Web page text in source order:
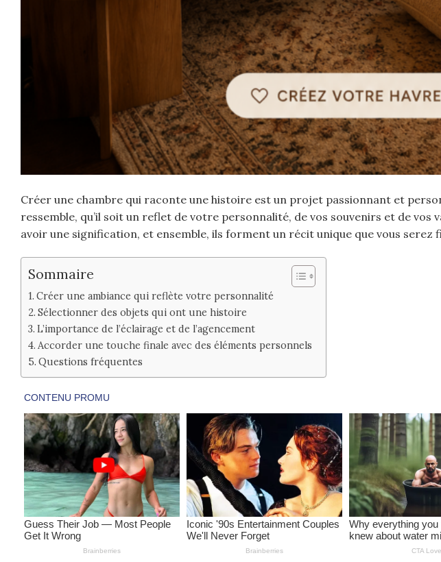
Créer une chambre qui raconte une histoire est un projet passionnant et
ressemble, qu’il soit un reflet de votre personnalité, de vos souvenirs et de vos
avoir une signification, et ensemble, ils forment un récit unique que vous serez
Sommaire
Créer une ambiance qui reflète votre personnalité
Sélectionner des objets qui ont une histoire
L’importance de l’éclairage et de l’agencement
Accorder une touche finale avec des éléments personnels
Questions fréquentes